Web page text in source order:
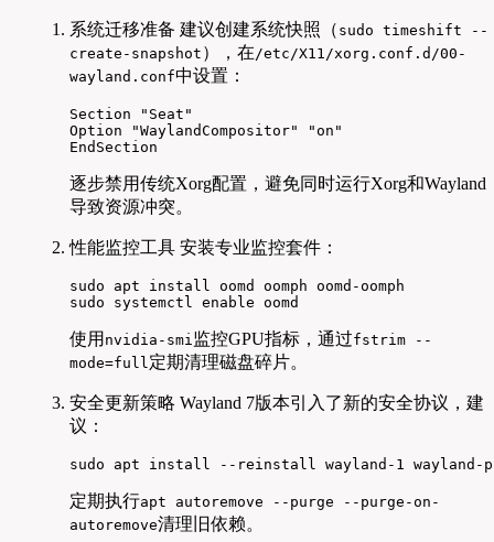
系统迁移准备 建议创建系统快照（ sudo timeshift --
create-snapshot ），在/etc/X11/xorg.conf.d/00-
wayland.conf中设置：
Section "Seat"
Option "WaylandCompositor" "on"
EndSection
逐步禁用传统Xorg配置，避免同时运行Xorg和Wayland
导致资源冲突。
性能监控工具 安装专业监控套件：
sudo apt install oomd oomph oomd-oomph
sudo systemctl enable oomd
使用 nvidia-smi监控GPU指标，通过fstrim --
mode=full定期清理磁盘碎片。
安全更新策略 Wayland 7版本引入了新的安全协议，建
议：
sudo apt install --reinstall wayland-1 wayland-
定期执行apt autoremove --purge --purge-on-
autoremove清理旧依赖。